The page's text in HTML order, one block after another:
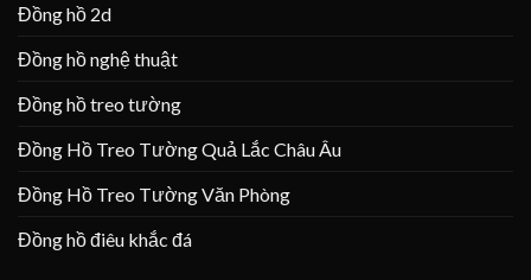
Đồng hồ 2d
Đồng hồ nghệ thuật
Đồng hồ treo tường
Đồng Hồ Treo Tường Quả Lắc Châu Âu
Đồng Hồ Treo Tường Văn Phòng
Đồng hồ điêu khắc đá